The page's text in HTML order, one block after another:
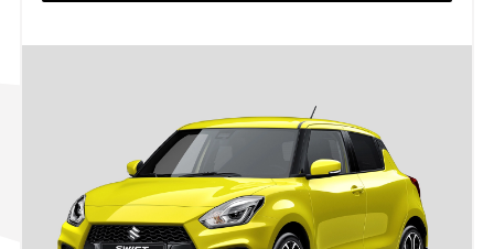
スズキ｜Suzuki
マツダ ロードスター｜Mazda Roadster